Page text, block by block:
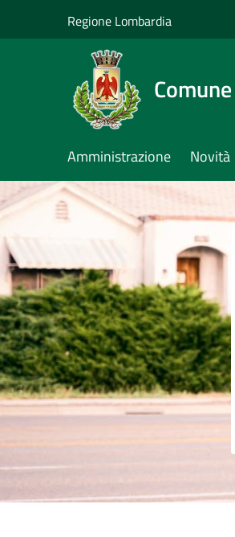
Regione Lombardia
Amministrazione Novità